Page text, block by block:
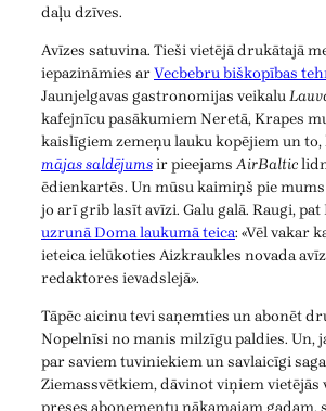
daļu dzīves.
Avīzes satuvina. Tieši vietējā drukātajā
iepazināmies arVecbebru biškopības
Jaunjelgavas gastronomijas veikalu
kafejnīcu pasākumiem Neretā, Krapes
kaislīgiem zemeņu lauku kopējiem un to,
mājas saldējumsir pieejamsAirBaltic
ēdienkartēs. Un mūsu kaimiņš pie
jo arī grib lasīt avīzi. Galu galā. Raugi,
uzrunā Doma laukumā teica: «Vēl vakar
ieteica ielūkoties Aizkraukles novada
redaktores ievadslejā».
Tāpēc aicinu tevi saņemties un abonēt
Nopelnīsi no manis milzīgu paldies. Un,
par saviem tuviniekiem un savlaicīgi
Ziemassvētkiem, dāvinot viņiem vietējās
preses abonementu nākamajam gadam,